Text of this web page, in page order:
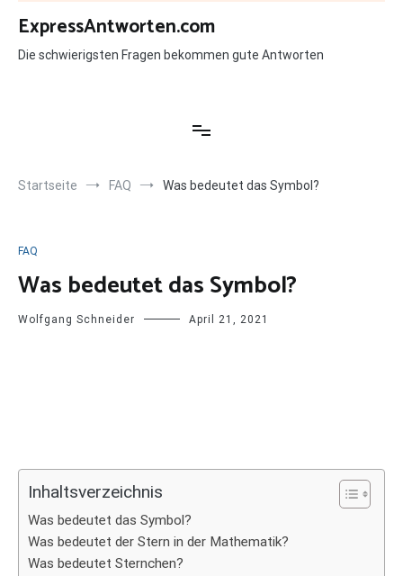
Zum
Inhalt
springen
ExpressAntworten.com
Die schwierigsten Fragen bekommen gute Antworten
Startseite FAQ Was bedeutet das Symbol?
FAQ
Was bedeutet das Symbol?
Wolfgang Schneider April 21, 2021
Inhaltsverzeichnis
Was bedeutet das Symbol?
Was bedeutet der Stern in der Mathematik?
Was bedeutet Sternchen?